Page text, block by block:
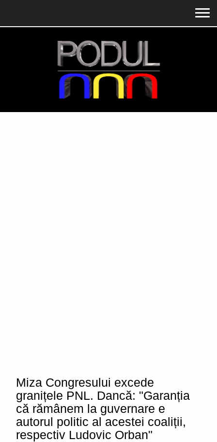
Miza Congresului excede
granițele PNL. Dancă: "Garanția
că rămânem la guvernare e
autorul politic al acestei coaliții,
respectiv Ludovic Orban"